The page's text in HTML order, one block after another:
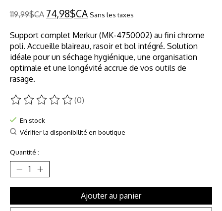
119,99$CA 74,98$CA Sans les taxes
Support complet Merkur (MK-4750002) au fini chrome
poli. Accueille blaireau, rasoir et bol intégré. Solution
idéale pour un séchage hygiénique, une organisation
optimale et une longévité accrue de vos outils de
rasage.
Ce produit est évalué à
(0)
En stock
Vérifier la disponibilité en boutique
Quantité :
Ajouter au panier